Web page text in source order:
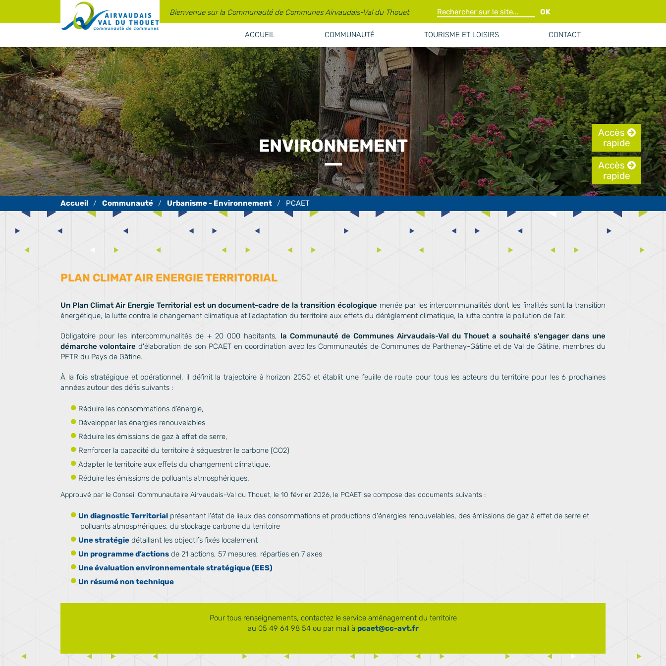
Bienvenue sur la Communauté de Communes Airvaudais-Val du Thouet OK
ACCUEIL COMMUNAUTÉ TOURISME ET LOISIRS CONTACT
Communauté Urbanisme - Environnement PCAET
ENVIRONNEMENT
PLAN CLIMAT AIR ENERGIE TERRITORIAL
Un Plan Climat Air Energie Territorial est un document-cadre de la transition écologique menée par les intercommunalités dont les finalités sont la transition
énergétique, la lutte contre le changement climatique et l'adaptation du territoire aux effets du dérèglement climatique, la lutte contre la pollution de l'air.
Obligatoire pour les intercommunalités de + 20 000 habitants, la Communauté de Communes Airvaudais-Val du Thouet a souhaité s'engager dans une
démarche volontaire d'élaboration de son PCAET en coordination avec les Communautés de Communes de Parthenay-Gâtine et de Val de Gâtine, membres du
PETR du Pays de Gâtine.
À la fois stratégique et opérationnel, il définit la trajectoire à horizon 2050 et établit une feuille de route pour tous les acteurs du territoire pour les 6 prochaines
années autour des défis suivants :
Réduire les consommations d’énergie,
Développer les énergies renouvelables
Réduire les émissions de gaz à effet de serre,
Renforcer la capacité du territoire à séquestrer le carbone (CO2)
Adapter le territoire aux effets du changement climatique,
Réduire les émissions de polluants atmosphériques.
Approuvé par le Conseil Communautaire Airvaudais-Val du Thouet, le 10 février 2026, le PCAET se compose des documents suivants :
Un diagnostic Territorial présentant l'état de lieux des consommations et productions d'énergies renouvelables, des émissions de gaz à effet de serre et
polluants atmosphériques, du stockage carbone du territoire
Une stratégie détaillant les objectifs fixés localement
Un programme d’actions de 21 actions, 57 mesures, réparties en 7 axes
Une évaluation environnementale stratégique (EES)
Un résumé non technique
Pour tous renseignements, contactez le service aménagement du territoire
au 05 49 64 98 54 ou par mail à pcaet@cc-avt.fr
Accès
rapide
Accès
rapide
Panneau de gestion des cookies